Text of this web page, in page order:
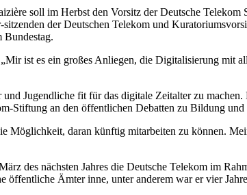
soll im Herbst den Vorsitz der Deutsche
der Deutschen Telekom und
Bundestag.
ist es ein großes Anliegen, die Digitalisierung mit
Jugendliche fit für das digitale Zeitalter zu
Stiftung an den öffentlichen Debatten zu Bildung
Möglichkeit, daran künftig mitarbeiten zu können.
des nächsten Jahres die Deutsche Telekom im
öffentliche Ämter inne, unter anderem war er vier